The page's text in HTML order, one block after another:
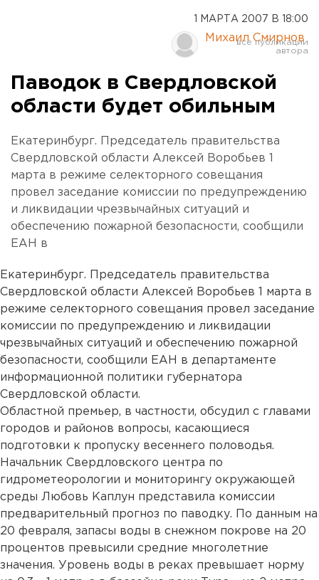
1 МАРТА 2007 В 18:00
Михаил Смирнов
Паводок в Свердловской
области будет обильным
Екатеринбург. Председатель правительства
Свердловской области Алексей Воробьев 1
марта в режиме селекторного совещания
провел заседание комиссии по предупреждению
и ликвидации чрезвычайных ситуаций и
обеспечению пожарной безопасности, сообщили
ЕАН в
Екатеринбург. Председатель правительства
Свердловской области Алексей Воробьев 1 марта в
режиме селекторного совещания провел заседание
комиссии по предупреждению и ликвидации
чрезвычайных ситуаций и обеспечению пожарной
безопасности, сообщили ЕАН в департаменте
информационной политики губернатора
Свердловской области.
Областной премьер, в частности, обсудил с главами
городов и районов вопросы, касающиеся
подготовки к пропуску весеннего половодья.
Начальник Свердловского центра по
гидрометеорологии и мониторингу окружающей
среды Любовь Каплун представила комиссии
предварительный прогноз по паводку. По данным на
20 февраля, запасы воды в снежном покрове на 20
процентов превысили средние многолетние
значения. Уровень воды в реках превышает норму